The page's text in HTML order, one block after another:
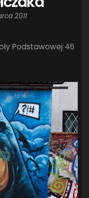
2011
Podstawowej 46